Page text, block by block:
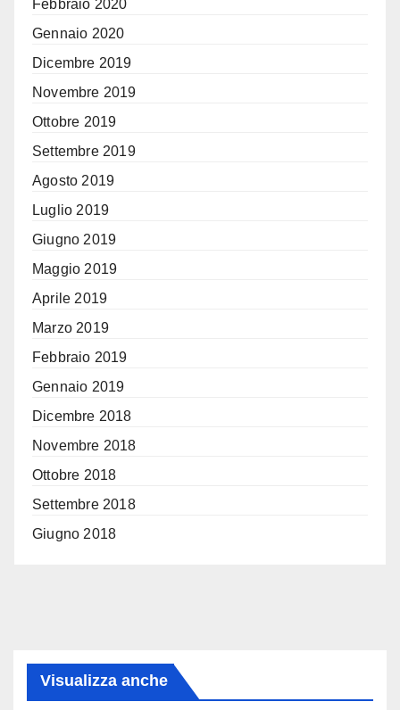
Febbraio 2020
Gennaio 2020
Dicembre 2019
Novembre 2019
Ottobre 2019
Settembre 2019
Agosto 2019
Luglio 2019
Giugno 2019
Maggio 2019
Aprile 2019
Marzo 2019
Febbraio 2019
Gennaio 2019
Dicembre 2018
Novembre 2018
Ottobre 2018
Settembre 2018
Giugno 2018
Visualizza anche